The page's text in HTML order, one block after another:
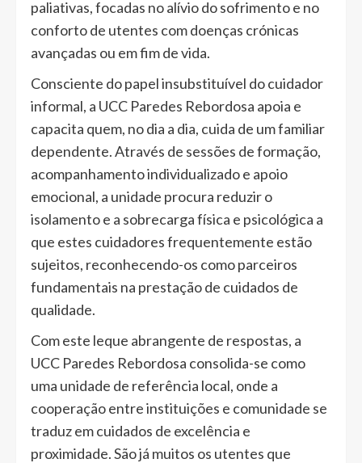
paliativas, focadas no alívio do sofrimento e no
conforto de utentes com doenças crónicas
avançadas ou em fim de vida.
Consciente do papel insubstituível do cuidador
informal, a UCC Paredes Rebordosa apoia e
capacita quem, no dia a dia, cuida de um familiar
dependente. Através de sessões de formação,
acompanhamento individualizado e apoio
emocional, a unidade procura reduzir o
isolamento e a sobrecarga física e psicológica a
que estes cuidadores frequentemente estão
sujeitos, reconhecendo-os como parceiros
fundamentais na prestação de cuidados de
qualidade.
Com este leque abrangente de respostas, a
UCC Paredes Rebordosa consolida-se como
uma unidade de referência local, onde a
cooperação entre instituições e comunidade se
traduz em cuidados de excelência e
proximidade. São já muitos os utentes que